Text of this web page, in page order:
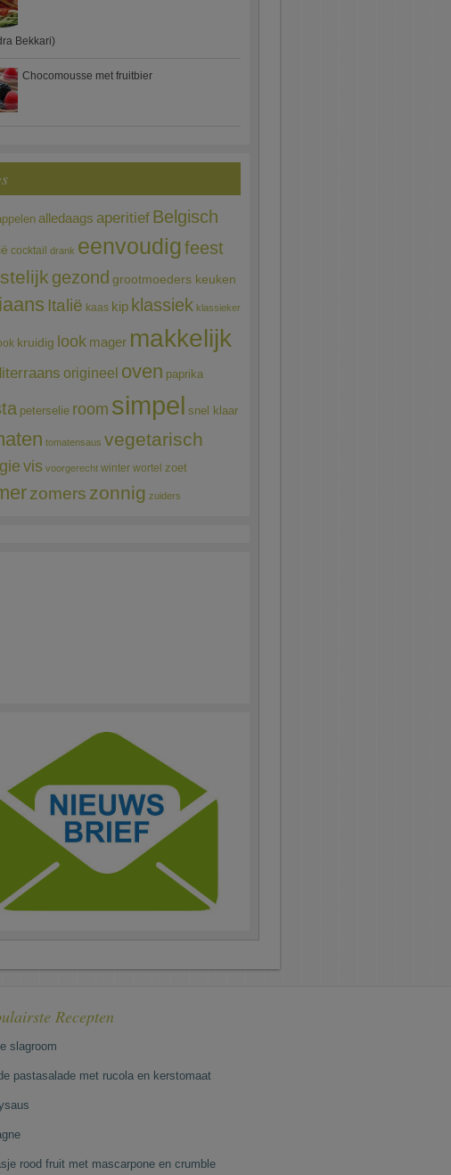
Bekkari)
Chocomousse met fruitbier
alledaags aperitief Belgisch
cocktail drank eenvoudigfeest
gezond grootmoeders keuken
Italië kaas kip klassiek klassieker
kruidig look mager makkelijk
origineel oven paprika
peterselie room simpel snel klaar
tomatensaus vegetarisch
vis voorgerecht winter wortel zoet
zomers zonnig zuiders
Recepten
slagroom
pastasalade met rucola en kerstomaat
rood fruit met mascarpone en crumble